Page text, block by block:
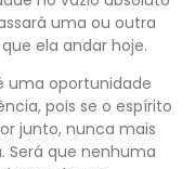
uma ou outra
ela andar hoje.
uma oportunidade
pois se o espírito
junto, nunca mais
Será que nenhuma